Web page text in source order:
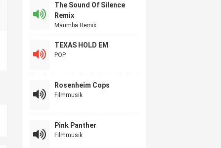
The Sound Of Silence
Remix
Marimba Remix
TEXAS HOLD EM
POP
Rosenheim Cops
Filmmusik
Pink Panther
Filmmusik